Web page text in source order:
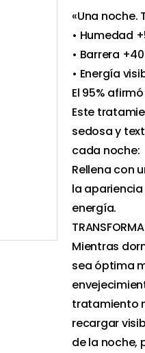
«Una noche.
• Humedad
• Barrera
• Energía
El 95%
Este
sedosa y
cada noche:
Rellena con
la
energía.
Mientras
sea óptima
tratamiento
recargar
de la noche,